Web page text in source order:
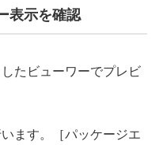
表示を確認
たビューワーでプレビ
ます。［パッケージエ